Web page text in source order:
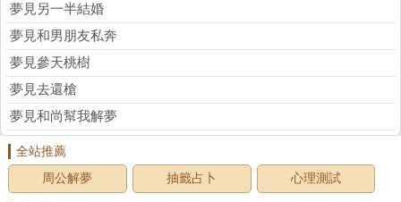
夢見另一半結婚
夢見和男朋友私奔
夢見參天桃樹
夢見去還槍
夢見和尚幫我解夢
全站推薦
周公解夢
抽籤占卜 心理測試